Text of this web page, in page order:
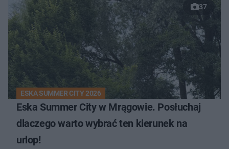
37
ESKA SUMMER CITY 2026
Eska Summer City w Mrągowie. Posłuchaj
dlaczego warto wybrać ten kierunek na
urlop!